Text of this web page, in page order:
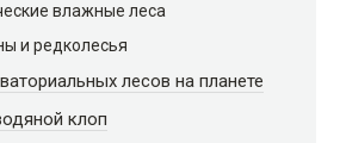
влажные леса
и редколесья
лесов на планете
клоп